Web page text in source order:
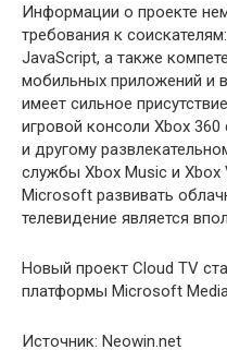
Информации о проекте
требования к
JavaScript, а также
мобильных приложений и
имеет сильное
игровой консоли Xbox
и другому
службы Xbox Music и Xbox
Microsoft развивать
телевидение является
Новый проект Cloud TV
платформы Microsoft
Источник: Neowin.net